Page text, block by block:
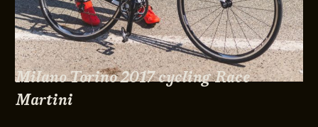
Milano Torino 2017 cycling Race
Martini